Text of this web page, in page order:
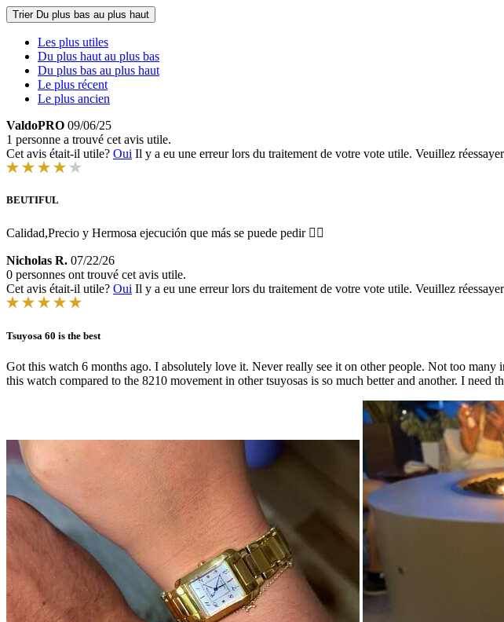
Trier Du plus bas au plus haut
Les plus utiles
Du plus haut au plus bas
Du plus bas au plus haut
Le plus récent
Le plus ancien
ValdoPRO 09/06/25
1 personne a trouvé cet avis utile.
Cet avis était-il utile? Oui Il y a eu une erreur lors du traitement de votre vote utile. Veuillez
BEUTIFUL
Calidad,Precio y Hermosa ejecución que más se puede pedir 👍🏽
Nicholas R. 07/22/26
0 personnes ont trouvé cet avis utile.
Cet avis était-il utile? Oui Il y a eu une erreur lors du traitement de votre vote utile. Veuillez
Tsuyosa 60 is the best
Got this watch 6 months ago. I absolutely love it. Never really see it on other people. Not too
this watch compared to the 8210 movement in other tsuyosas is so much better and another. I need